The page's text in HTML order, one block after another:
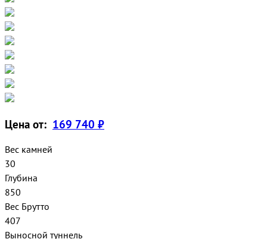
Цена от: 169 740 ₽
Вес камней
30
Глубина
850
Вес Брутто
407
Выносной туннель